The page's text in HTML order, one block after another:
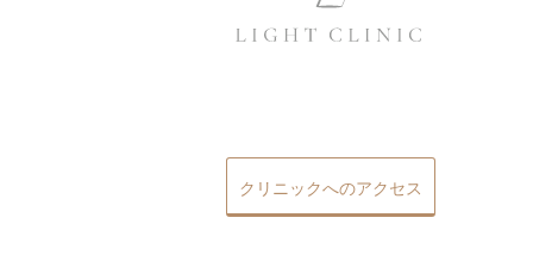
クリニックへのアクセス